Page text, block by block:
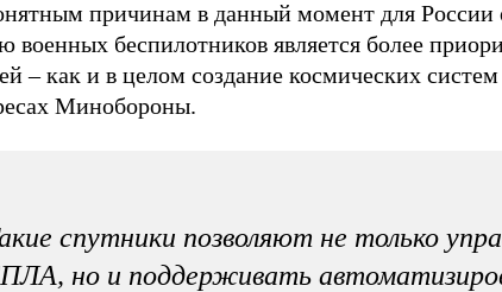
причинам в данный момент для России
военных беспилотников является более
– как и в целом создание космических систем
Минобороны.
спутники позволяют не только
но и поддерживать